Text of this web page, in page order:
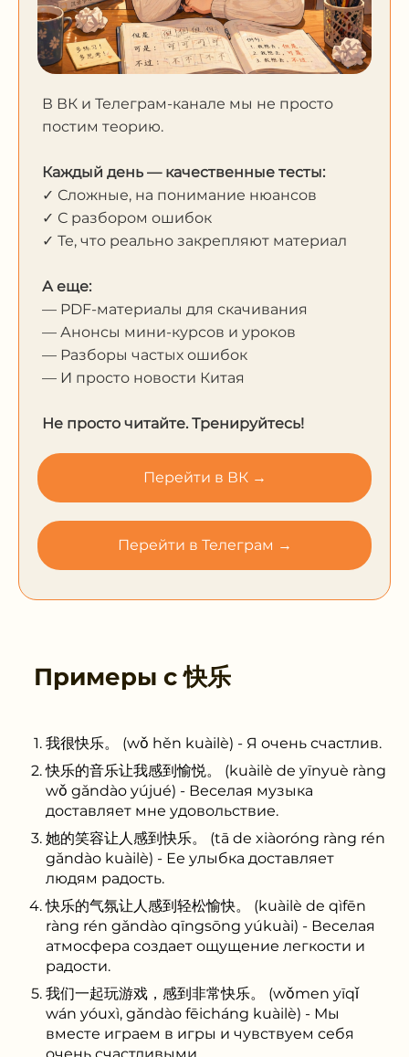
В ВК и Телеграм-канале мы не просто
постим теорию.
Каждый день — качественные тесты:
✓ Сложные, на понимание нюансов
✓ С разбором ошибок
✓ Те, что реально закрепляют материал
А еще:
— PDF-материалы для скачивания
— Анонсы мини-курсов и уроков
— Разборы частых ошибок
— И просто новости Китая
Не просто читайте. Тренируйтесь!
Перейти в ВК →
Перейти в Телеграм →
Примеры с快乐
我很快乐。 (wǒ hěn kuàilè) - Я очень счастлив.
快乐的音乐让我感到愉悦。 (kuàilè de yīnyuè ràng
wǒ gǎndào yújué) - Веселая музыка
доставляет мне удовольствие.
她的笑容让人感到快乐。 (tā de xiàoróng ràng rén
gǎndào kuàilè) - Ее улыбка доставляет
людям радость.
快乐的气氛让人感到轻松愉快。 (kuàilè de qìfēn
ràng rén gǎndào qīngsōng yúkuài) - Веселая
атмосфера создает ощущение легкости и
радости.
我们一起玩游戏，感到非常快乐。 (wǒmen yīqǐ
wán yóuxì, gǎndào fēicháng kuàilè) - Мы
вместе играем в игры и чувствуем себя